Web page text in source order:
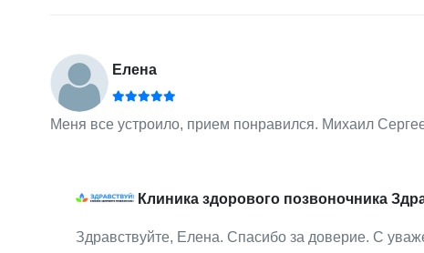
Елена
Меня все устроило, прием понравился. Михаил
Клиника здорового позвоночника
Здравствуйте, Елена. Спасибо за доверие. С